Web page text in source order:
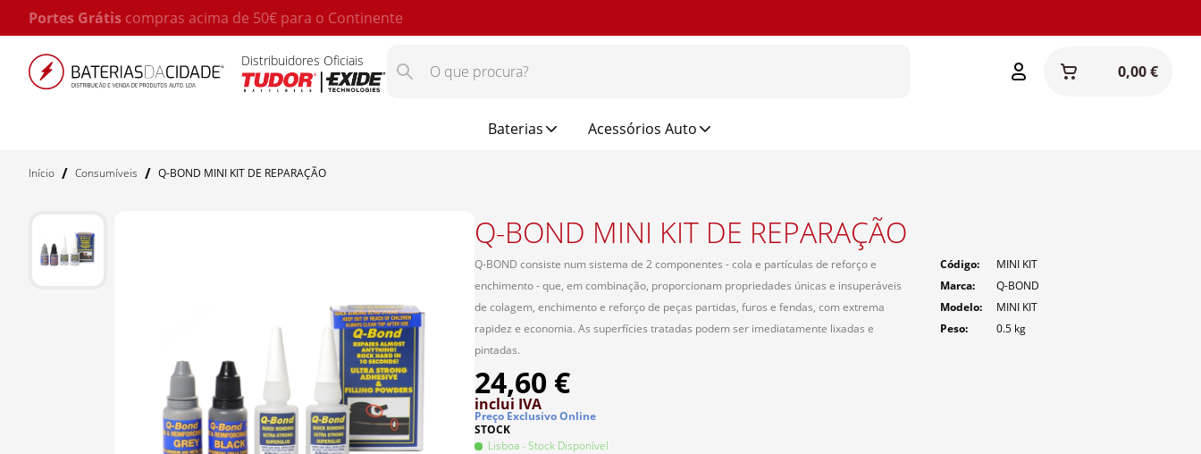
Portes Grátis compras acima de 50€ para o Continente
Distribuidores Oficiais
0,00 €
Baterias Acessórios Auto
Início / Consumíveis / Q-BOND MINI KIT DE REPARAÇÃO
Q-BOND MINI KIT DE REPARAÇÃO
Q-BOND consiste num sistema de 2 componentes - cola e partículas de reforço e
enchimento - que, em combinação, proporcionam propriedades únicas e insuperáveis
de colagem, enchimento e reforço de peças partidas, furos e fendas, com extrema
rapidez e economia. As superfícies tratadas podem ser imediatamente lixadas e
pintadas.
24,60 €
inclui IVA
Preço Exclusivo Online
STOCK
Lisboa- Stock Disponível
Código
MINI KIT
Marca
Q-BOND
Modelo
MINI KIT
Peso
0.5kg